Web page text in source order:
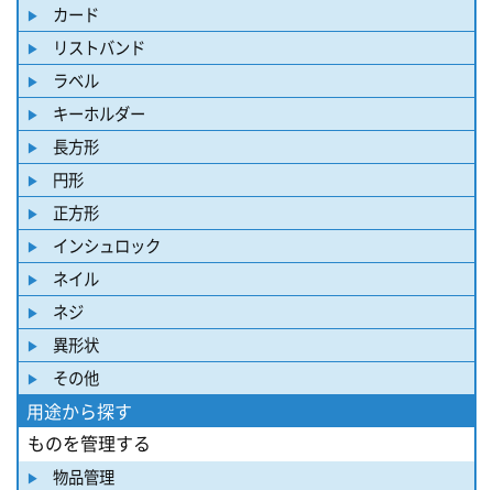
カード
リストバンド
ラベル
キーホルダー
長方形
円形
正方形
インシュロック
ネイル
ネジ
異形状
その他
用途から探す
ものを管理する
物品管理